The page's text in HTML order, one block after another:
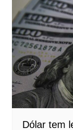
Dólar tem